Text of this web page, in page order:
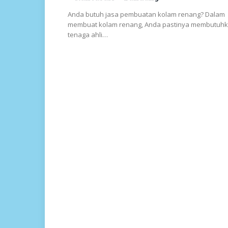
Anda butuh jasa pembuatan kolam renang? Dalam
membuat kolam renang, Anda pastinya
tenaga ahli…